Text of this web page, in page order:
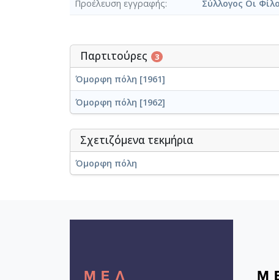
Προέλευση εγγραφής
Σύλλογος Οι
Παρτιτούρες 3
Όμορφη πόλη [1961]
Όμορφη πόλη [1962]
Σχετιζόμενα τεκμήρια
Όμορφη πόλη